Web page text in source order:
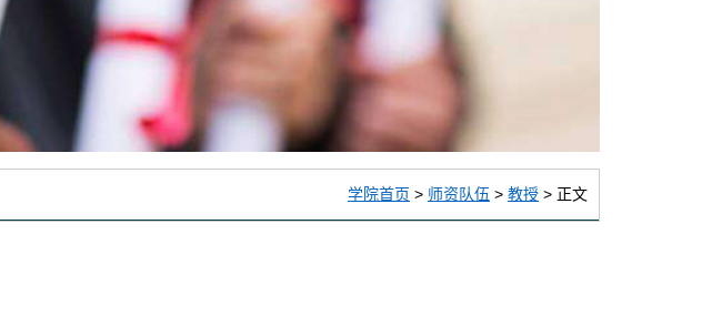
学院首页 > 师资队伍 > 教授 > 正文